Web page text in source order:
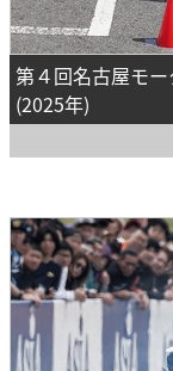
第４回名古屋モ
(2025年)